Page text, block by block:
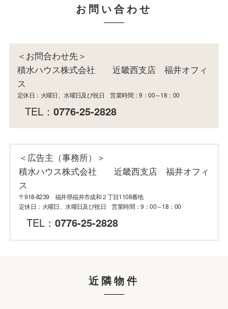
お問い合わせ
＜お問合わせ先＞
積水ハウス株式会社 近畿西支店 福井オフィ
ス
定休日：火曜日、水曜日及び祝日 営業時間：9：00～18：00
TEL：0776-25-2828
＜広告主（事務所）＞
積水ハウス株式会社 近畿西支店 福井オフィ
ス
〒918-8239 福井県福井市成和２丁目1108番地
定休日：火曜日、水曜日及び祝日 営業時間：9：00～18：00
TEL： 0776-25-2828
近隣物件